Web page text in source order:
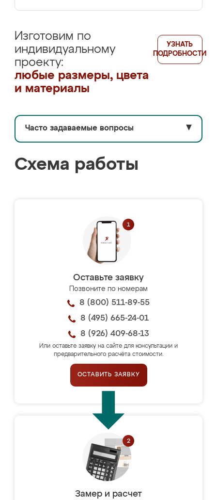
Изготовим по
индивидуальному
проекту:
любые размеры, цвета
и материалы
УЗНАТЬ
ПОДРОБНОСТИ
Часто задаваемые вопросы ▼
Схема работы
Оставьте заявку
Позвоните по номерам
8 (800) 511-89-55
8 (495) 665-24-01
8 (926) 409-68-13
Или оставьте заявку на сайте для консультации и
предварительного расчёта стоимости.
ОСТАВИТЬ ЗАЯВКУ
Замер и расчет